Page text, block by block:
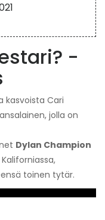
-
kasvoista Cari
jolla on
Dylan Champion
toinen tytär.